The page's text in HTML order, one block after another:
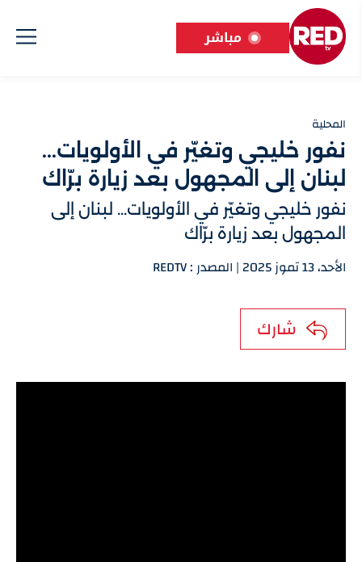
مباشر
المحلية
نفور خليجي وتغيّر في الأولويات...
لبنان إلى المجهول بعد زيارة برّاك
نفور خليجي وتغيّر في الأولويات... لبنان إلى
المجهول بعد زيارة برّاك
الأحد، 13 تموز 2025 | المصدر : REDTV
شارك